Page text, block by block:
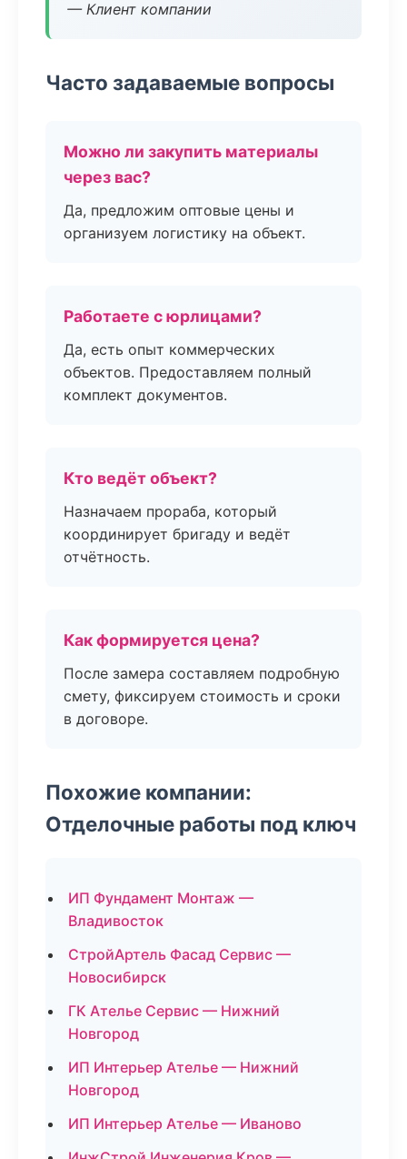
— Клиент компании
Часто задаваемые вопросы
Можно ли закупить материалы
через вас?
Да, предложим оптовые цены и
организуем логистику на объект.
Работаете с юрлицами?
Да, есть опыт коммерческих
объектов. Предоставляем полный
комплект документов.
Кто ведёт объект?
Назначаем прораба, который
координирует бригаду и ведёт
отчётность.
Как формируется цена?
После замера составляем подробную
смету, фиксируем стоимость и сроки
в договоре.
Похожие компании:
Отделочные работы под ключ
ИП Фундамент Монтаж —
Владивосток
СтройАртель Фасад Сервис —
Новосибирск
ГК Ателье Сервис — Нижний
Новгород
ИП Интерьер Ателье — Нижний
Новгород
ИП Интерьер Ателье — Иваново